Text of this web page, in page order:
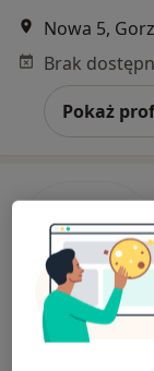
Nowa 5,
Pokaż